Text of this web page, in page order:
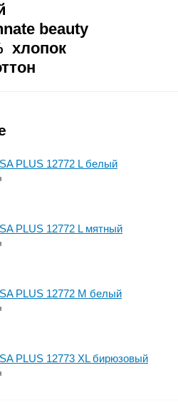
beauty
хлопок
PLUS 12772 L белый
PLUS 12772 L мятный
PLUS 12772 M белый
PLUS 12773 XL бирюзовый